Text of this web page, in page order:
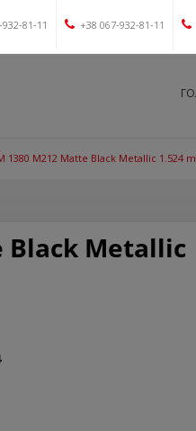
81-11 +38 067-932-81-11
1380 M212 Matte Black Metallic 1.524 m
Black Metallic